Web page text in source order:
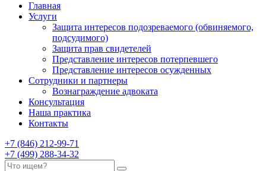
Главная
Услуги
Защита интересов подозреваемого (обвиняемого,
подсудимого)
Защита прав свидетелей
Представление интересов потерпевшего
Представление интересов осужденных
Сотрудники и партнеры
Вознаграждение адвоката
Консультация
Наша практика
Контакты
+7 (846) 212-99-71
+7 (499) 288-34-32